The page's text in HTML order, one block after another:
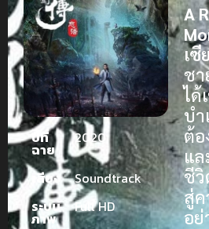
ปีที่
ฉาย
2020
เสียง
Soundtrack
ระบบ
ภาพ
Full HD
A
เซี
ช
ได้
บำ
ต้อ
แล
ชีวิ
สู่ค
อย่